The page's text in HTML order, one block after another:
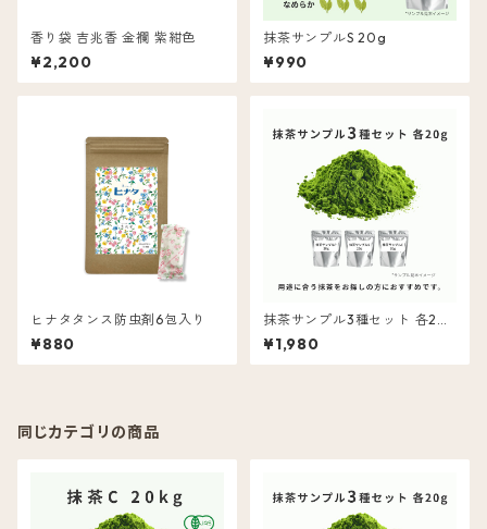
香り袋 吉兆香 金襴 紫紺色
¥2,200
抹茶サンプルS 20g
¥990
ヒナタタンス防虫剤6包入り
¥880
抹茶サンプル3種セット 各20
g
¥1,980
同じカテゴリの商品